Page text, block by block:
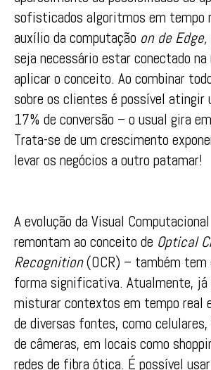
sofisticados algoritmos em tempo
auxílio da computação on de Edge,
seja necessário estar conectado na
aplicar o conceito. Ao combinar
sobre os clientes é possível atingir
17% de conversão – o usual gira
Trata-se de um crescimento
levar os negócios a outro patamar!
A evolução da Visual
remontam ao conceito de Optical
Recognition(OCR) – também tem
forma significativa. Atualmente, já
misturar contextos em tempo real
de diversas fontes, como
de câmeras, em locais como
redes de fibra ótica. É possível